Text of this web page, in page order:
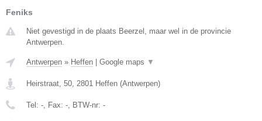
Feniks
Niet gevestigd in de plaats Beerzel, maar wel in de provincie
Antwerpen.
Antwerpen » Heffen Google maps ▼
Heirstraat, 50 2801 Heffen (Antwerpen)
Tel: - , Fax: - , BTW-nr: -